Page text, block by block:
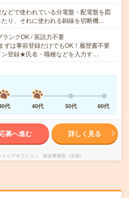
どで使われている分電盤・配電盤を図
り、それに使われる銅線を切断機…
ランクOK / 英語力不要
は事前登録だけでもOK！履歴書不要
ン登録★氏名・職種などを入力す…
代 40代 50代 60代
応募へ進む 詳しく見る
ャリアオプション 製造事業部（全国）